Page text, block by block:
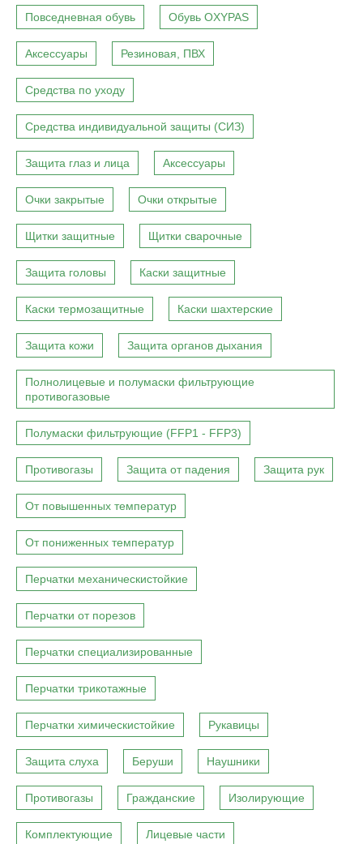
Повседневная обувь Обувь OXYPAS
Аксессуары Резиновая, ПВХ
Средства по уходу
Средства индивидуальной защиты (СИЗ)
Защита глаз и лица Аксессуары
Очки закрытые Очки открытые
Щитки защитные Щитки сварочные
Защита головы Каски защитные
Каски термозащитные Каски шахтерские
Защита кожи Защита органов дыхания
Полнолицевые и полумаски фильтрующие
противогазовые
Полумаски фильтрующие (FFP1 - FFP3)
Противогазы Защита от падения Защита рук
От повышенных температур
От пониженных температур
Перчатки механическистойкие
Перчатки от порезов
Перчатки специализированные
Перчатки трикотажные
Перчатки химическистойкие Рукавицы
Защита слуха Беруши Наушники
Противогазы Гражданские Изолирующие
Комплектующие Лицевые части